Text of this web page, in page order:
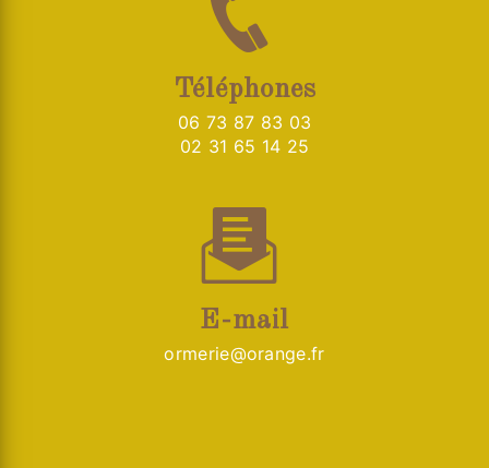
Téléphones
06 73 87 83 03
02 31 65 14 25
E-mail
ormerie@orange.fr